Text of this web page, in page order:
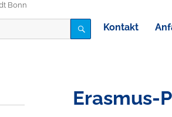
Bonn
Kontakt
Erasmus-